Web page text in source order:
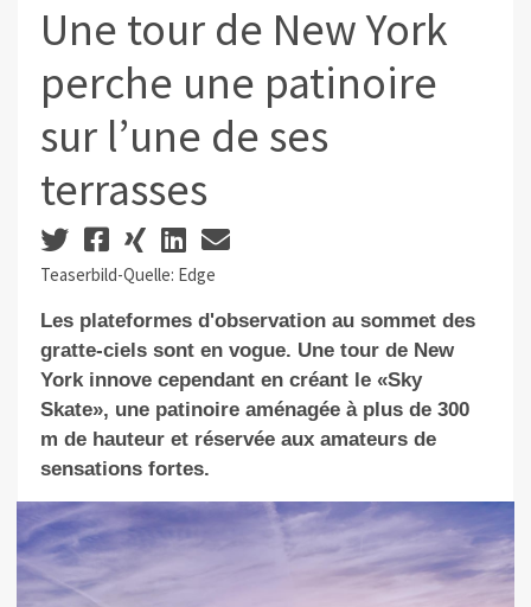
Une tour de New York
perche une patinoire
sur l’une de ses
terrasses
Teaserbild-Quelle: Edge
Les plateformes d'observation au sommet des
gratte-ciels sont en vogue. Une tour de New
York innove cependant en créant le «Sky
Skate», une patinoire aménagée à plus de 300
m de hauteur et réservée aux amateurs de
sensations fortes.